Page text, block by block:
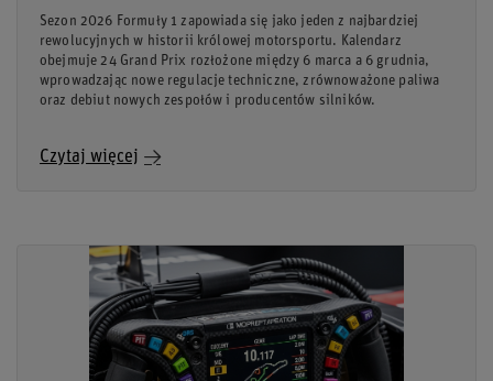
Sezon 2026 Formuły 1 zapowiada się jako jeden z najbardziej
rewolucyjnych w historii królowej motorsportu. Kalendarz
obejmuje 24 Grand Prix rozłożone między 6 marca a 6 grudnia,
wprowadzając nowe regulacje techniczne, zrównoważone paliwa
oraz debiut nowych zespołów i producentów silników.
Czytaj więcej